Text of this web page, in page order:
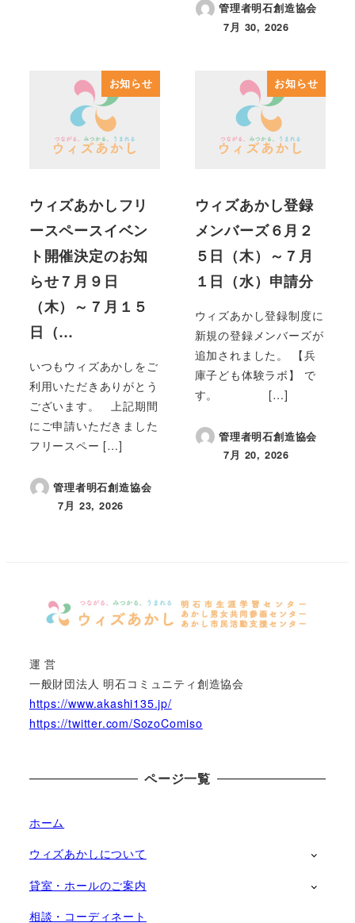
管理者明石創造協会
投稿日
7月 30, 2026
お知らせ
ウィズあかしフリ
ースペースイベン
ト開催決定のお知
らせ７月９日
（木）～７月１５
日（…
いつもウィズあかしをご
利用いただきありがとう
ございます。 上記期間
にご申請いただきました
フリースペー […]
管理者明石創造協会
投稿日
7月 23, 2026
お知らせ
ウィズあかし登録
メンバーズ６月２
５日（木）～７月
１日（水）申請分
ウィズあかし登録制度に
新規の登録メンバーズが
追加されました。 【兵
庫子ども体験ラボ】 で
す。 […]
管理者明石創造協会
投稿日
7月 20, 2026
運 営
一般財団法人 明石コミュニティ創造協会
https://www.akashi135.jp/
https://twitter.com/SozoComiso
ページ一覧
ホーム
ウィズあかしについて
貸室・ホールのご案内
相談・コーディネート